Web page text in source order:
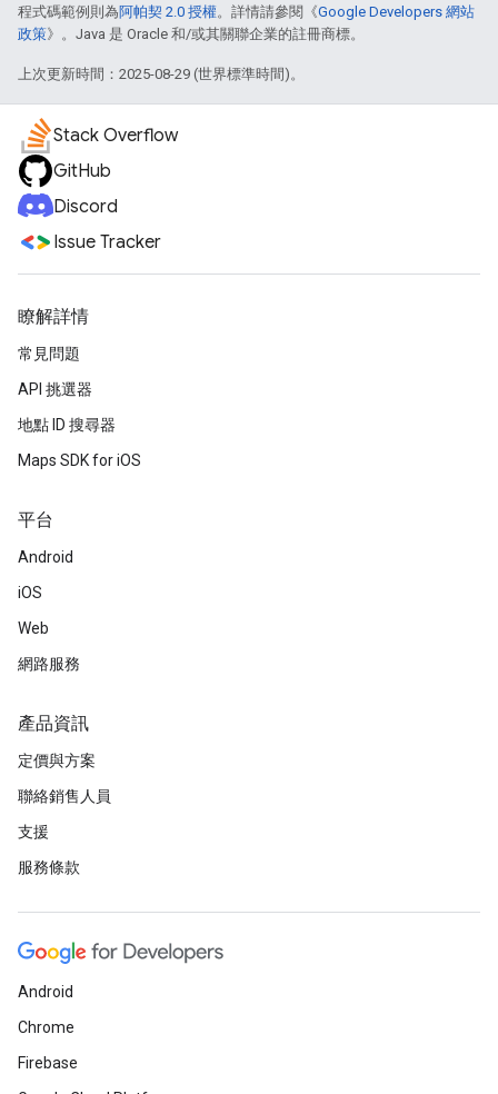
程式碼範例則為阿帕契 2.0 授權。詳情請參閱《Google Developers 網站
政策》。Java 是 Oracle 和/或其關聯企業的註冊商標。
上次更新時間：2025-08-29 (世界標準時間)。
Stack Overflow
GitHub
Discord
Issue Tracker
瞭解詳情
常見問題
API 挑選器
地點 ID 搜尋器
Maps SDK for iOS
平台
Android
iOS
Web
網路服務
產品資訊
定價與方案
聯絡銷售人員
支援
服務條款
Android
Chrome
Firebase